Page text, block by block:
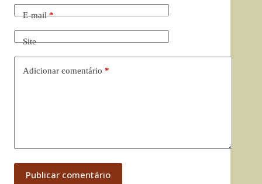
E-mail*
Site
Adicionar comentário *
Publicar comentário